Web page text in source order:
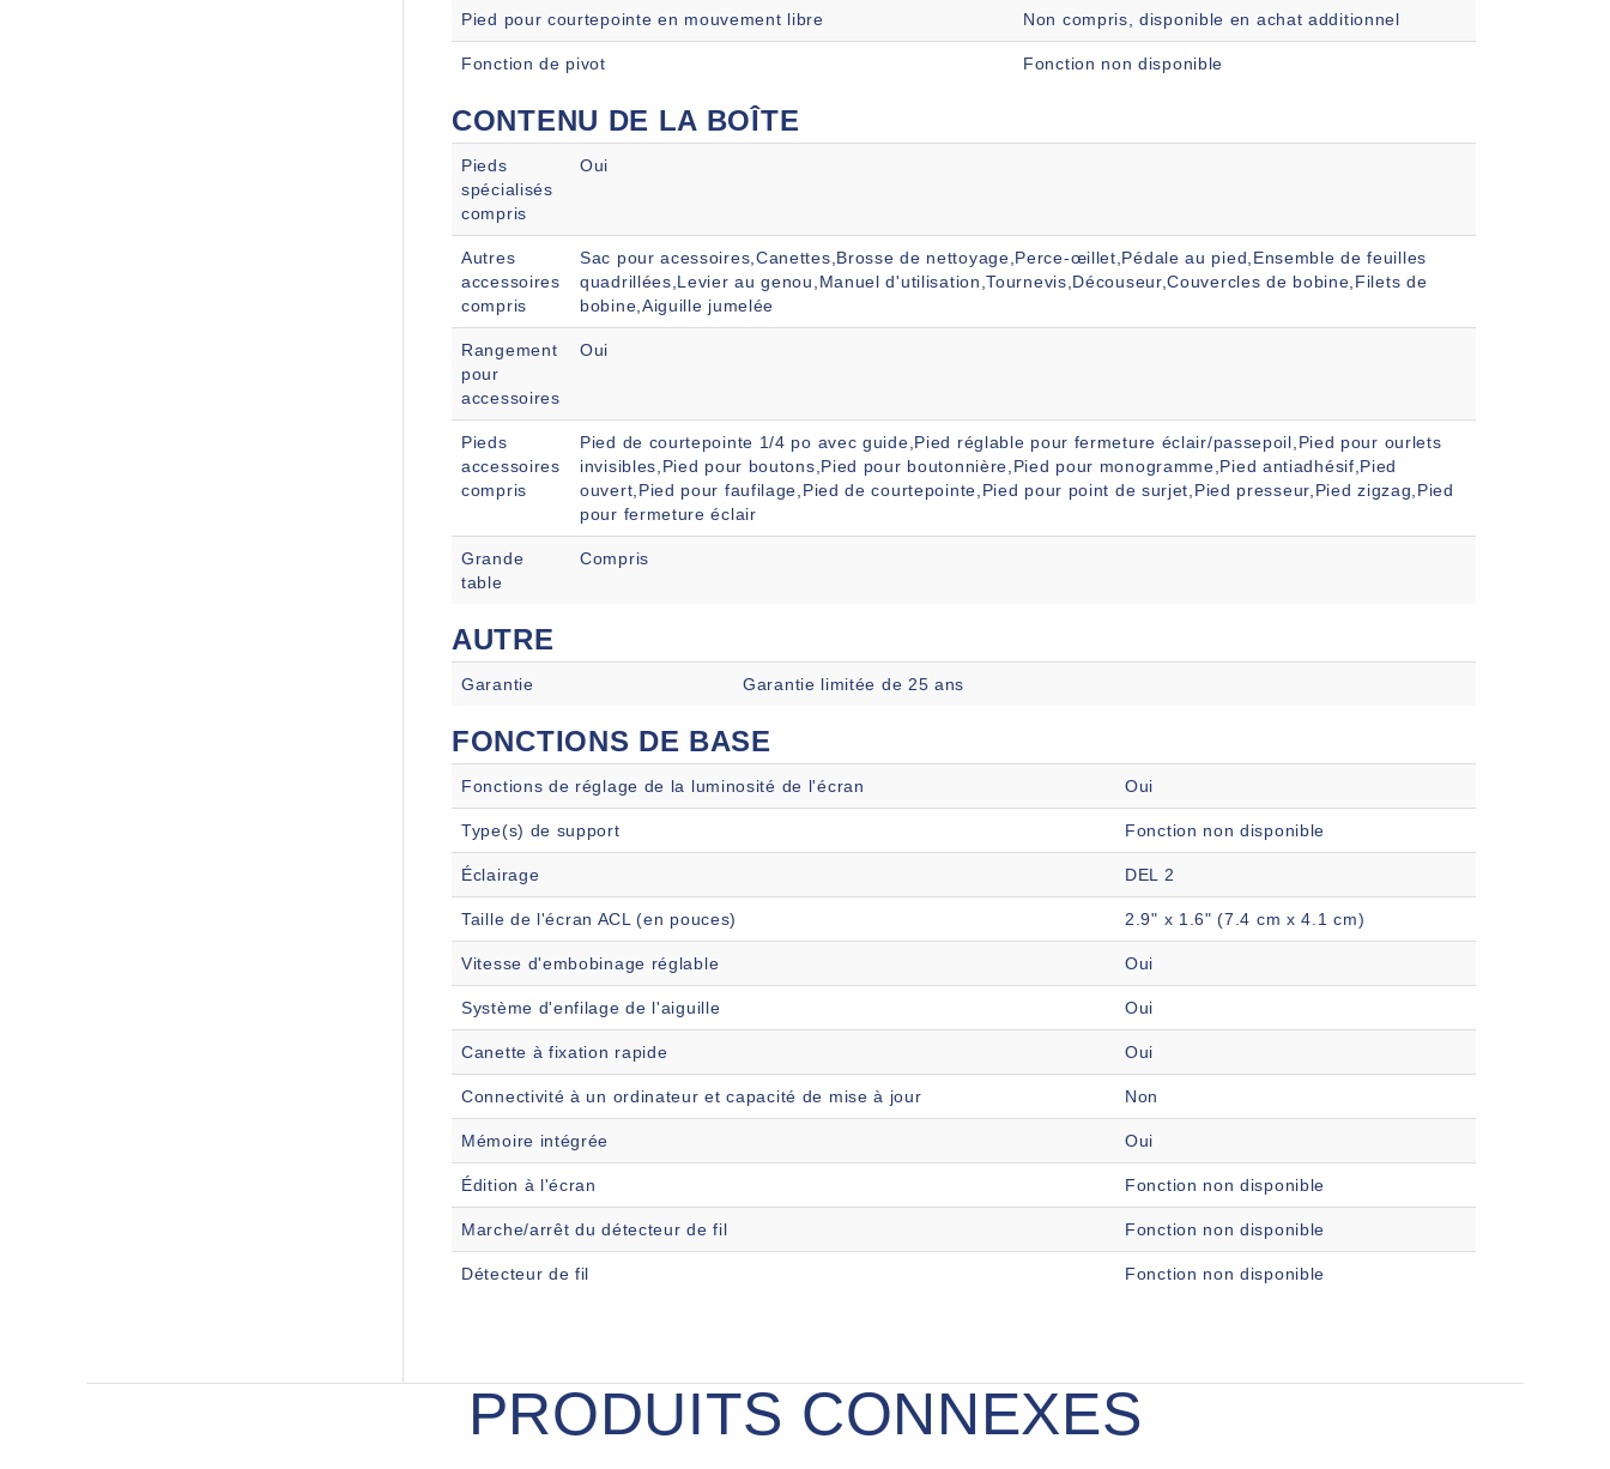
Pied pour courtepointe en mouvement libre Non compris, disponible en achat additionnel
Fonction de pivot Fonction non disponible
CONTENU DE LA BOÎTE
Pieds
spécialisés
compris
Oui
Autres
accessoires
compris
Sac pour acessoires,Canettes,Brosse de nettoyage,Perce-œillet,Pédale au pied,Ensemble de feuilles
quadrillées,Levier au genou,Manuel d'utilisation,Tournevis,Découseur,Couvercles de bobine,Filets de
bobine,Aiguille jumelée
Rangement
pour
accessoires
Oui
Pieds
accessoires
compris
Pied de courtepointe 1/4 po avec guide,Pied réglable pour fermeture éclair/passepoil,Pied pour ourlets
invisibles,Pied pour boutons,Pied pour boutonnière,Pied pour monogramme,Pied antiadhésif,Pied
ouvert,Pied pour faufilage,Pied de courtepointe,Pied pour point de surjet,Pied presseur,Pied zigzag,Pied
pour fermeture éclair
Grande
table
Compris
AUTRE
Garantie Garantie limitée de 25 ans
FONCTIONS DE BASE
Fonctions de réglage de la luminosité de l'écran Oui
Type(s) de support Fonction non disponible
Éclairage DEL 2
Taille de l'écran ACL (en pouces) 2.9" x 1.6" (7.4 cm x 4.1 cm)
Vitesse d'embobinage réglable Oui
Système d'enfilage de l'aiguille Oui
Canette à fixation rapide Oui
Connectivité à un ordinateur et capacité de mise à jour Non
Mémoire intégrée Oui
Édition à l'écran Fonction non disponible
Marche/arrêt du détecteur de fil Fonction non disponible
Détecteur de fil Fonction non disponible
PRODUITS CONNEXES